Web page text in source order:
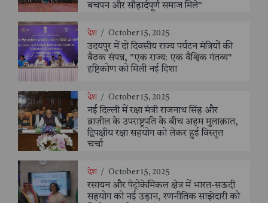
बचपन और सौहार्दपूर्ण समाज मिले"
देश / October 15, 2025
उदयपुर में दो दिवसीय राज्य पर्यटन मंत्रियों की
बैठक संपन्न, "एक राज्य: एक वैश्विक गंतव्य"
दृष्टिकोण को मिली नई दिशा
देश / October 15, 2025
नई दिल्ली में रक्षा मंत्री राजनाथ सिंह और
ब्राज़ील के उपराष्ट्रपति के बीच अहम मुलाक़ात,
द्विपक्षीय रक्षा सहयोग को लेकर हुई विस्तृत
चर्चा
देश / October 15, 2025
रसायन और पेट्रोकेमिकल क्षेत्र में भारत-सऊदी
सहयोग को नई उड़ान, रणनीतिक साझेदारी को